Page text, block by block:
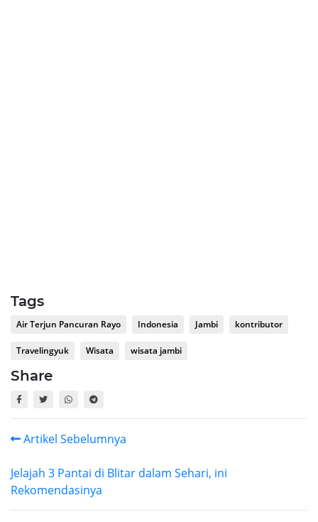
Tags
Air Terjun Pancuran Rayo Indonesia Jambi kontributor
Travelingyuk Wisata wisata jambi
Share
Artikel Sebelumnya
Jelajah 3 Pantai di Blitar dalam Sehari, ini
Rekomendasinya